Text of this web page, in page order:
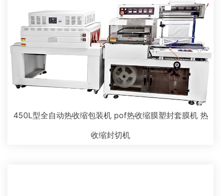
450L型全自动热收缩包装机 pof热收缩膜塑封套膜机 热
收缩封切机